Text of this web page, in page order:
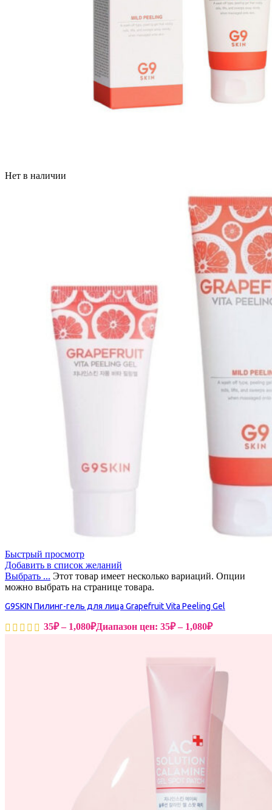
Нет в наличии
Быстрый просмотр
Добавить в список желаний
Выбрать ... Этот товар имеет несколько вариаций. Опции
можно выбрать на странице товара.
G9SKIN Пилинг-гель для лица Grapefruit Vita Peeling Gel
35₽ – 1,080₽Диапазон цен: 35₽ – 1,080₽